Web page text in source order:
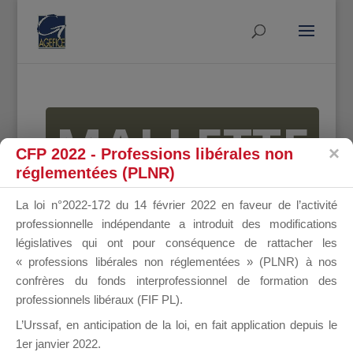
MALLETTE
DU
DIRIGEANT
CFP 2022 - Professions libérales non
réglementées (PLNR)
La loi n°2022-172 du 14 février 2022 en faveur de l’activité
professionnelle indépendante a introduit des modifications
législatives qui ont pour conséquence de rattacher les
« professions libérales non réglementées » (PLNR) à nos
confrères du fonds interprofessionnel de formation des
professionnels libéraux (FIF PL).
L’Urssaf, en anticipation de la loi, en fait application depuis le
1er janvier 2022.